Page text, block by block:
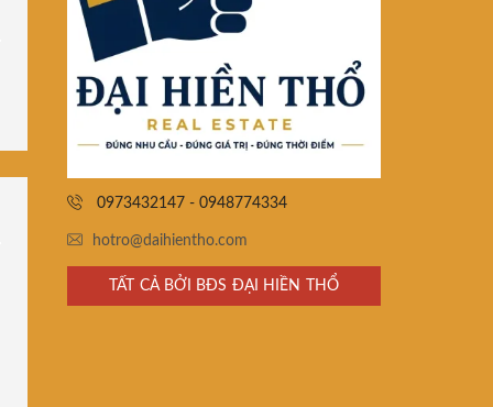
0973432147 - 0948774334
hotro@daihientho.com
TẤT CẢ BỞI BĐS ĐẠI HIỀN THỔ